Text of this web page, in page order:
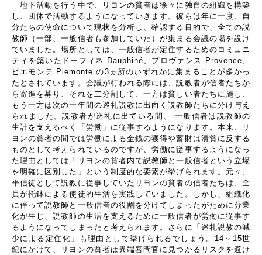
地下活動を行う中で、リヨンの貧者は徐々に独自の組織を構築
し、団体で活動するようになっていきます。彼らは年に一度、自
分たちの使命について現状を分析し、確認する目的で、全ての説
教師（一部、一般信者も参加していた）が集まる会議の場を設け
ていました。場所としては、一般信者が定住するためのコミュニ
ティを築いたドーフィネ
Dauphiné、プロヴァンス Provence、
ピエモンテ Piemonteの3 ヵ所のいずれかに集まることが多かっ
たとされています。会議が行われる際には、説教者が信者たちか
ら寄進を募り、それを二分割して、一方は貧しい者たちに施し、
もう一方は次の一年間の巡礼説教に出向く説教師たちに分け与え
られました。説教者が巡礼に出ている間、 一般信者は説教師の
生計を支えるべく「労働」に従事するようになります。本来、リ
ヨンの貧者の間では労働による金銭の獲得や蓄財は清貧に反する
ものとして考えられているのですが、労働に従事するようになっ
た理由としては「リヨンの貧者内で説教師と一般信者という立場
を明確に区別した」という制度的な要素が挙げられます。元々、
平信徒として説教に従事していたリヨンの貧者の信者たちは、全
員が托鉢による使徒的生活を実践していました。しかし、組織化
に伴って説教師と一般信者の役割を分けてしまったがために分業
化が生じ、説教師の生活を支えるために一般信者が労働に従事す
るようになってしまったと考えられます。さらに「巡礼説教の減
少による定住化」も理由として挙げられるでしょう。 14 ～ 15世
紀にかけて、リヨンの貧者は異端審問官に見つかるリスクを避け